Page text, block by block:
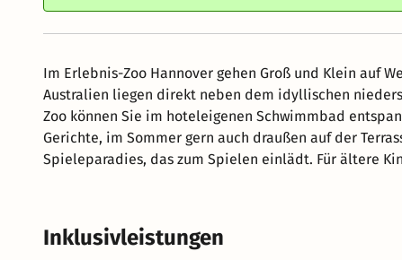
Im Erlebnis-Zoo Hannover gehen Groß und Klein auf
Australien liegen direkt neben dem idyllischen niedersächsischen
Zoo können Sie im hoteleigenen Schwimmbad
Gerichte, im Sommer gern auch draußen auf der Terrasse. Ein besonderes Highlight für die Kinder
Spieleparadies, das zum Spielen einlädt. Für ältere
richtet sich nach der Aufenthaltsdauer und dem
Preis inbegriffen).
Inklusivleistungen